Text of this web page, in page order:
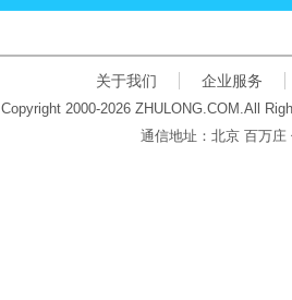
关于我们 企业服务
Copyright 2000-2026 ZHULONG.COM.All
通信地址：北京 百万